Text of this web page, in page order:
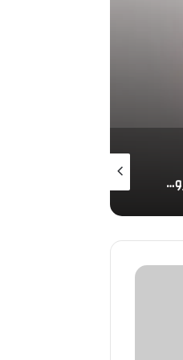
هيئة الأمر بالمعروف في الباحة تُفعّل الحافلة التوعوية بمهرجان العسل الدولي الثامن عشر
منذ 4 ساعات